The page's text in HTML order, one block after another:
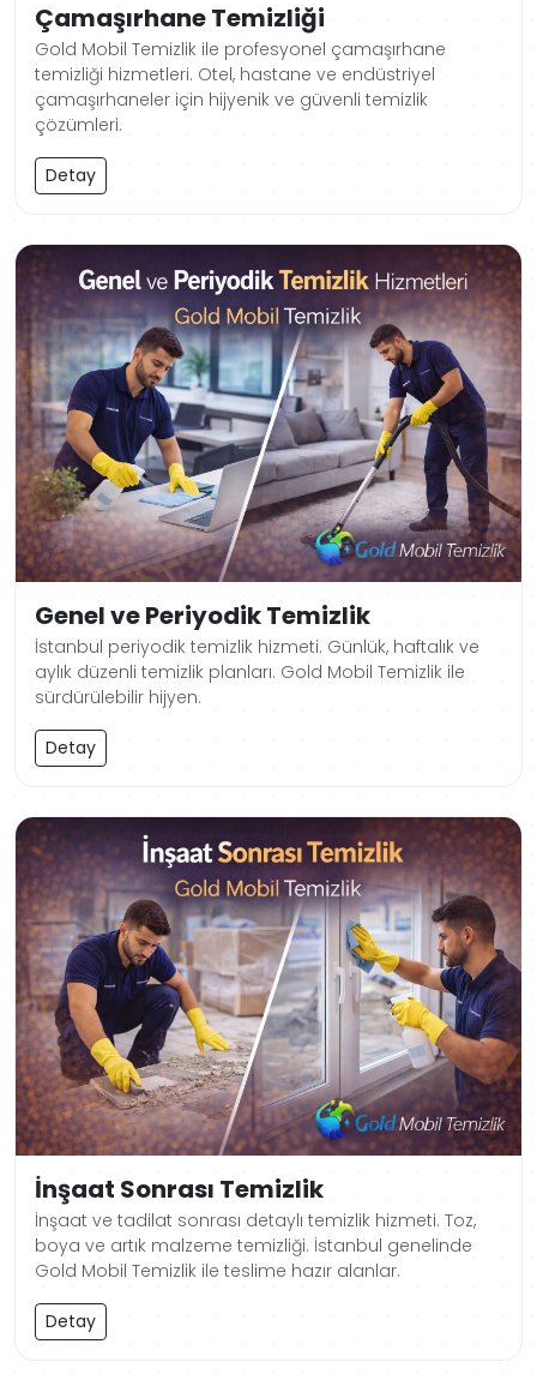
Çamaşırhane Temizliği
Gold Mobil Temizlik ile profesyonel çamaşırhane
temizliği hizmetleri. Otel, hastane ve endüstriyel
çamaşırhaneler için hijyenik ve güvenli temizlik
çözümleri.
Detay
Genel ve Periyodik Temizlik
İstanbul periyodik temizlik hizmeti. Günlük, haftalık ve
aylık düzenli temizlik planları. Gold Mobil Temizlik ile
sürdürülebilir hijyen.
Detay
İnşaat Sonrası Temizlik
İnşaat ve tadilat sonrası detaylı temizlik hizmeti. Toz,
boya ve artık malzeme temizliği. İstanbul genelinde
Gold Mobil Temizlik ile teslime hazır alanlar.
Detay